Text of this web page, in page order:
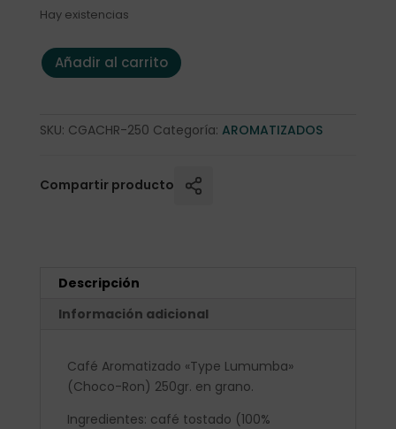
Hay existencias
Café Aromatizado "Type Lumumba" (Choco-Ron) 250
Añadir al carrito
SKU: CGACHR-250 Categoría: AROMATIZADOS
Compartir producto
Descripción
Información adicional
Café Aromatizado «Type Lumumba»
(Choco-Ron) 250gr. en grano.
Ingredientes: café tostado (100%